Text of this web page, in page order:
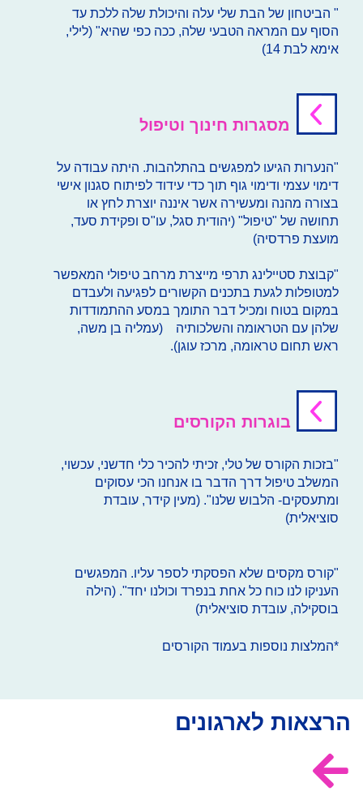
" הביטחון של הבת שלי עלה והיכולת שלה ללכת עד
הסוף עם המראה הטבעי שלה, ככה כפי שהיא" (לילי,
אימא לבת 14)
מסגרות חינוך וטיפול
"הנערות הגיעו למפגשים בהתלהבות. היתה עבודה על
דימוי עצמי ודימוי גוף תוך כדי עידוד לפיתוח סגנון אישי
בצורה מהנה ומעשירה אשר איננה יוצרת לחץ או
תחושה של "טיפול" (יהודית סגל, עו"ס ופקידת סעד,
מועצת פרדסיה)
"קבוצת סטיילינג תרפי מייצרת מרחב טיפולי המאפשר
למטופלות לגעת בתכנים הקשורים לפגיעה ולעבדם
במקום בטוח ומכיל דבר התומך במסע ההתמודדות
שלהן עם הטראומה והשלכותיה (עמליה בן משה,
ראש תחום טראומה, מרכז עוגן).
בוגרות הקורסים
"בזכות הקורס של טלי, זכיתי להכיר כלי חדשני, עכשוי,
המשלב טיפול דרך הדבר בו אנחנו הכי עסוקים
ומתעסקים- הלבוש שלנו". (מעין קידר, עובדת
סוציאלית)
"קורס מקסים שלא הפסקתי לספר עליו. המפגשים
העניקו לנו כוח כל אחת בנפרד וכולנו יחד". (הילה
בוסקילה, עובדת סוציאלית)
*המלצות נוספות בעמוד הקורסים
הרצאות לארגונים